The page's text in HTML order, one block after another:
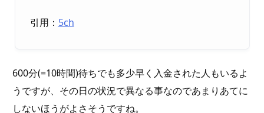
引用： 5ch
600分(=10時間)待ちでも多少早く入金された人もいるよ
うですが、その日の状況で異なる事なのであまりあてに
しないほうがよさそうですね。